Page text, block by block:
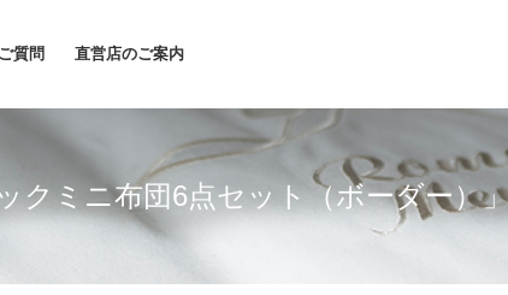
質問 直営店のご案内
クミニ布団6点セット（ボーダー）